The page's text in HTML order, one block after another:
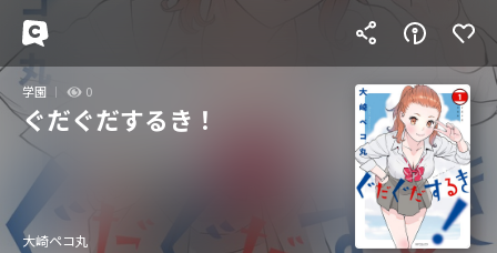
学園 0
ぐだぐだするき！
大崎ペコ丸